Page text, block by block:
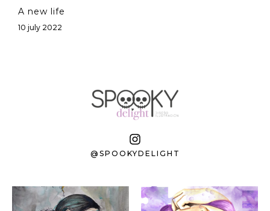
A new life
10 july 2022
@SPOOKYDELIGHT